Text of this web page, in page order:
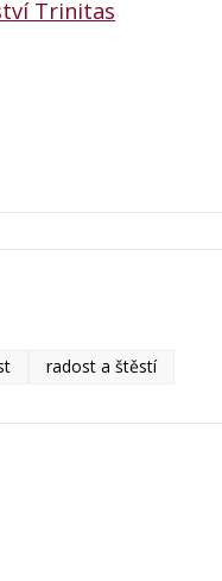
Trinitas
radost a štěstí